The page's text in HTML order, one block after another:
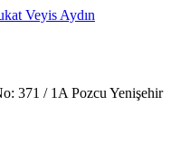
371 / 1A Pozcu Yenişehir